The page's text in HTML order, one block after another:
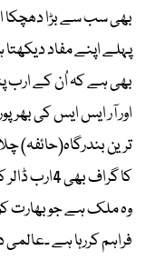
بھی سب سے بڑا دھچکا
پہلے اپنے مفاد
بھی ہے کہ اُن کے ارب
اور آر ایس ایس کی
ترین بندرگاہ(حائفہ)
کا گراف
وہ ملک ہے جو بھارت
فراہم کررہا ہے